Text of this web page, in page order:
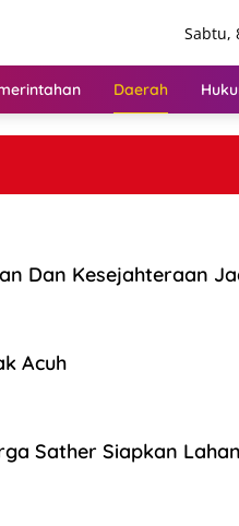
Sabtu,
Daerah
Dan Kesejahteraan
Acuh
Sather Siapkan Lahan